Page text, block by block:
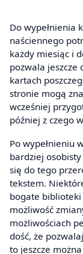
Do wypełnienia
naściennego
każdy miesiąc i
pozwala jeszcze
kartach
stronie mogą
wcześniej
później z czego
Po wypełnieniu
bardziej
się do tego
tekstem.
bogate biblioteki
możliwość
możliwościach
dość, że
to jeszcze